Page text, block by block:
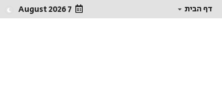
דף הבית 7 August 2026